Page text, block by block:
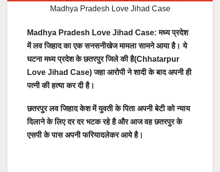
Madhya Pradesh Love Jihad Case
Madhya Pradesh Love Jihad Case: मध्य प्रदेश
में लव जिहाद का एक सनसनीखेज मामला सामने आया है। ये
घटना मध्य प्रदेश के छतरपुर जिले की है(Chhatarpur
Love Jihad Case) जहा आरोपी ने शादी के बाद अपनी ही
पत्नी की हत्या कर दी है।
छतरपुर लव जिहाद केश में युवती के पिता अपनी बेटी को न्याय
दिलाने के लिए दर दर भटक रहे है और आज वह छतरपुर के
एसपी के पास अपनी फरियादलेकर आये है।